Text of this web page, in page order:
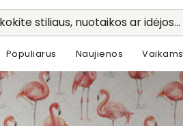
stiliaus, nuotaikos ar idėjos...
Populiarus Naujienos Vaikams